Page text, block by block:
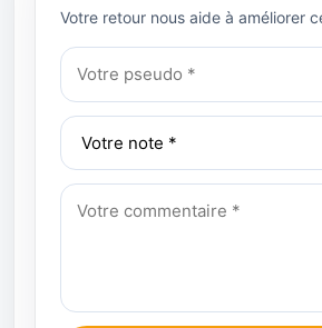
Votre retour nous aide à améliorer